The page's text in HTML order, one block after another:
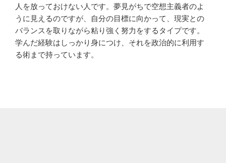
人を放っておけない人です。夢見がちで空想主義者のよ
うに見えるのですが、自分の目標に向かって、現実との
バランスを取りながら粘り強く努力をするタイプです。
学んだ経験はしっかり身につけ、それを政治的に利用す
る術まで持っています。